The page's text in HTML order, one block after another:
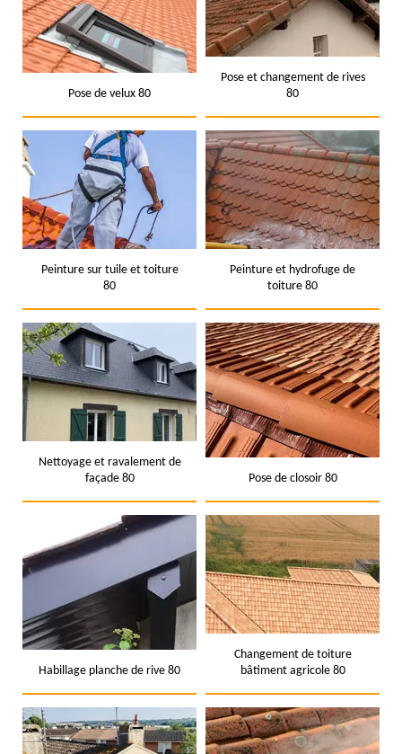
Pose de velux 80
Pose et changement de rives
80
Peinture sur tuile et toiture
80
Peinture et hydrofuge de
toiture 80
Nettoyage et ravalement de
façade 80
Pose de closoir 80
Habillage planche de rive 80
Changement de toiture
bâtiment agricole 80